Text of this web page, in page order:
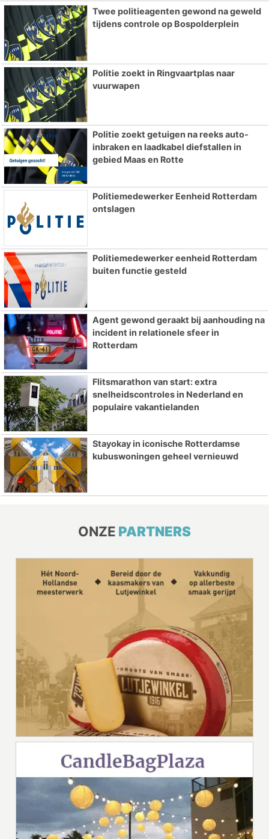
Twee politieagenten gewond na geweld
tijdens controle op Bospolderplein
Politie zoekt in Ringvaartplas naar
vuurwapen
Politie zoekt getuigen na reeks auto-
inbraken en laadkabel diefstallen in
gebied Maas en Rotte
Politiemedewerker Eenheid Rotterdam
ontslagen
Politiemedewerker eenheid Rotterdam
buiten functie gesteld
Agent gewond geraakt bij aanhouding na
incident in relationele sfeer in
Rotterdam
Flitsmarathon van start: extra
snelheidscontroles in Nederland en
populaire vakantielanden
Stayokay in iconische Rotterdamse
kubuswoningen geheel vernieuwd
ONZE PARTNERS